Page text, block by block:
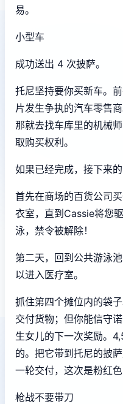
易。
小型车
成功送出 4 次披萨。
托尼坚持要你买新车。
片发生争执的汽车零售
那就去找车库里的机械
取购买权利。
如果已经完成，接下来的
首先在商场的百货公司
衣室，直到Cassie将您
泳，禁令被解除！
第二天，回到公共游泳
以进入医疗室。
抓住第四个摊位内的袋
交付货物；但你能信守
生女儿的下一次奖励。
的。把它带到托尼的披
一轮交付，这次是粉红色
枪战不要带刀